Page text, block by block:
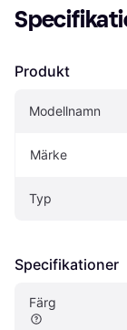
Produkt
Modellnamn
Märke
Typ
Specifikationer
Färg